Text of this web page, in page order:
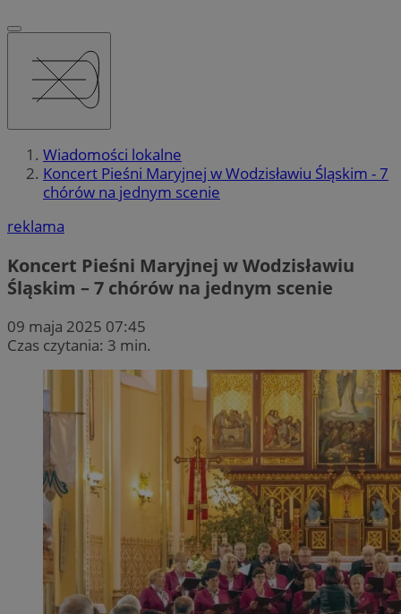
Wiadomości lokalne
Koncert Pieśni Maryjnej w Wodzisławiu Śląskim - 7
chórów na jednym scenie
reklama
Koncert Pieśni Maryjnej w Wodzisławiu
Śląskim – 7 chórów na jednym scenie
09 maja 2025 07:45
Czas czytania: 3 min.